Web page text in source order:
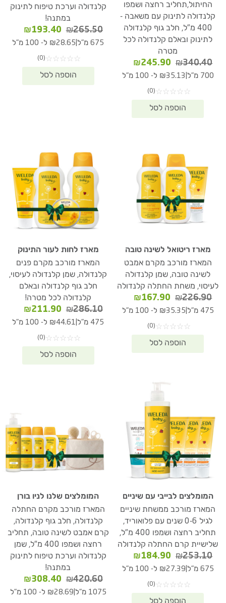
החיתול,תחליב רחצה ושמפו
קלנדולה לתינוק עם משאבה -
400 מ"ל, חלב גוף קלנדולה
לתינוק ובאלם קלנדולה לכל
מטרה
₪340.40
המחיר
המקורי
₪340.40.
₪245.90
המחיר
הנוכחי
700 מ"ל ₪35.13 ל- 100 מ"ל
☆
☆
☆
☆
☆
(0)
קלנדולה וערכת טיפוח לתינוק
במתנה!
₪265.50
המחיר
המקורי
₪265.50.
₪193.40
הנוכחי
675 מ"ל ₪28.65 ל- 100 מ"ל
☆
☆
☆
☆
☆
(0)
מארז ריטואל לשינה טובה
המארז מורכב מקרם אמבט
לשינה טובה, שמן קלנדולה
לעיסוי, משחת החתלה קלנדולה
₪226.90
המחיר
המקורי
₪226.90.
₪167.90
המחיר
הנוכחי
475 מ"ל ₪35.35 ל- 100 מ"ל
☆
☆
☆
☆
☆
(0)
מארז לחות לעור התינוק
המארז מורכב מקרם פנים
קלנדולה, שמן קלנדולה לעיסוי,
חלב גוף קלנדולה ובאלם
קלנדולה לכל מטרה!
₪286.10
המחיר
המקורי
₪286.10.
₪211.90
הנוכחי
475 מ"ל ₪44.61 ל- 100 מ"ל
☆
☆
☆
☆
☆
(0)
המומלצים לבייבי עם שיניים
המארז מורכב ממשחת שיניים
לגיל 0-6 שנים עם פלואוריד,
תחליב רחצה ושמפו 400 מ"ל,
שלישיית קרם החתלה קלנדולה
₪253.10
המחיר
המקורי
₪253.10.
₪184.90
המחיר
הנוכחי
₪184.90.
675 מ"ל ₪27.39 ל- 100 מ"ל
☆
☆
☆
☆
☆
(0)
המומלצים שלנו לניו בורן
המארז מורכב מקרם החתלה
קלנדולה, חלב גוף קלנדולה,
קרם אמבט לשינה טובה, תחליב
רחצה ושמפו 400 מ"ל, שמן
קלנדולה וערכת טיפוח לתינוק
במתנה!
₪420.60
המחיר
המקורי
₪308.40
הנוכחי
1075 מ"ל ₪28.69 ל- 100 מ"ל